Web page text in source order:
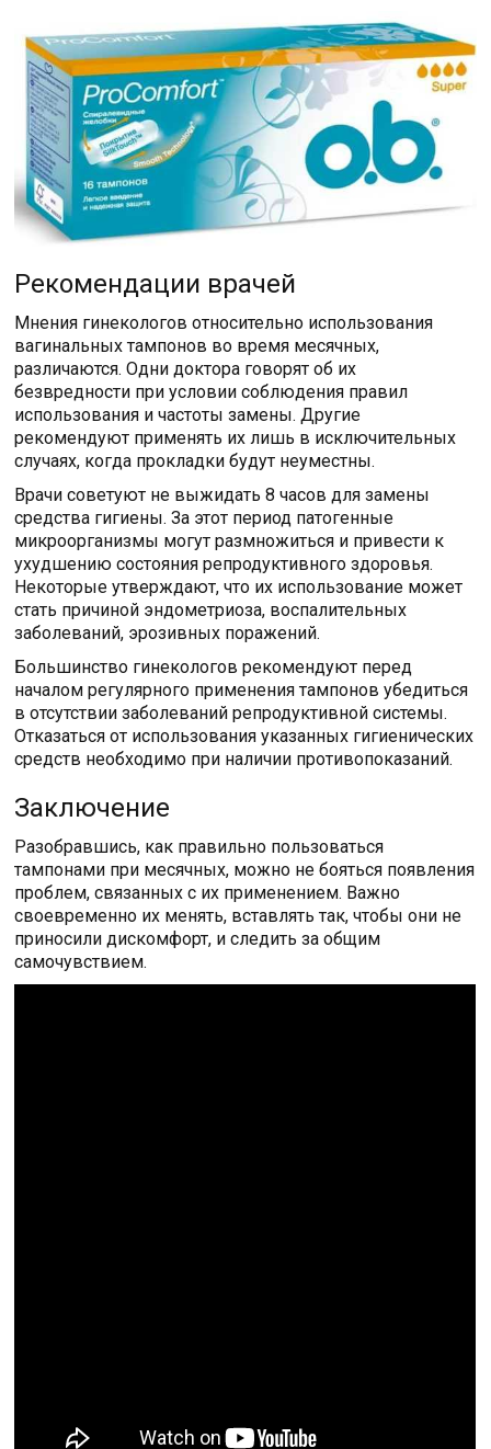
Рекомендации врачей
Мнения гинекологов относительно использования
вагинальных тампонов во время месячных,
различаются. Одни доктора говорят об их
безвредности при условии соблюдения правил
использования и частоты замены. Другие
рекомендуют применять их лишь в исключительных
случаях, когда прокладки будут неуместны.
Врачи советуют не выжидать 8 часов для замены
средства гигиены. За этот период патогенные
микроорганизмы могут размножиться и привести к
ухудшению состояния репродуктивного здоровья.
Некоторые утверждают, что их использование может
стать причиной эндометриоза, воспалительных
заболеваний, эрозивных поражений.
Большинство гинекологов рекомендуют перед
началом регулярного применения тампонов убедиться
в отсутствии заболеваний репродуктивной системы.
Отказаться от использования указанных гигиенических
средств необходимо при наличии противопоказаний.
Заключение
Разобравшись, как правильно пользоваться
тампонами при месячных, можно не бояться появления
проблем, связанных с их применением. Важно
своевременно их менять, вставлять так, чтобы они не
приносили дискомфорт, и следить за общим
самочувствием.